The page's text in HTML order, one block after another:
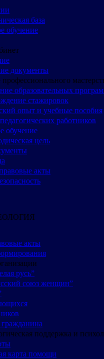
база
обучение
документы
образовательных
стажировок
опыт и учебные пособия
работников
обучение
цель
акты
акты
русь”
союз женщин”
поддержка и
карта помощи